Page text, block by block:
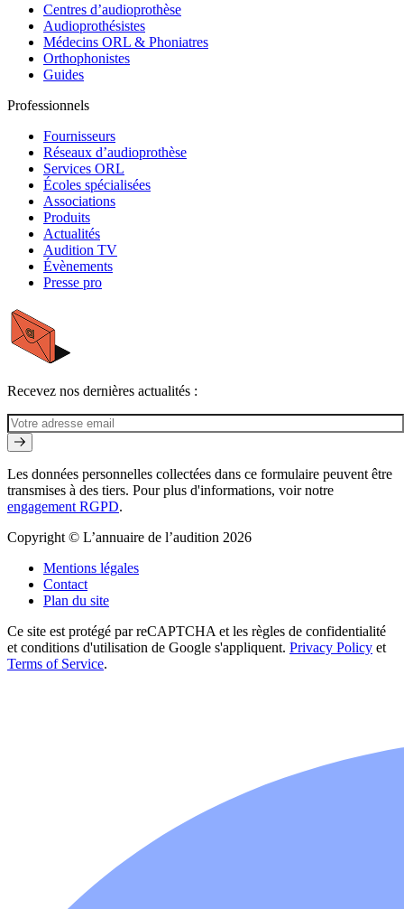
Centres d’audioprothèse
Audioprothésistes
Médecins ORL & Phoniatres
Orthophonistes
Guides
Professionnels
Fournisseurs
Réseaux d’audioprothèse
Services ORL
Écoles spécialisées
Associations
Produits
Actualités
Audition TV
Évènements
Presse pro
Recevez nos dernières actualités :
Les données personnelles collectées dans ce formulaire peuvent être
transmises à des tiers. Pour plus d'informations, voir notre
engagement RGPD.
Copyright © L’annuaire de l’audition 2026
Mentions légales
Contact
Plan du site
Ce site est protégé par reCAPTCHA et les règles de confidentialité
et conditions d'utilisation de Google s'appliquent. Privacy Policy et
Terms of Service.